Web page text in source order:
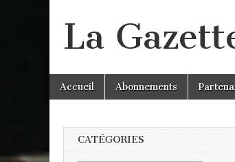
La
Main
menu
Skip
Accueil Abonnements
CATÉGORIES